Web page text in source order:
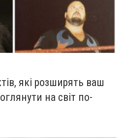
які розширять ваш
на світ по-